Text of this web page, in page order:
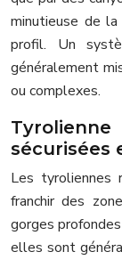
minutieuse de
profil. Un
généralement
ou complexes.
sécurisées
Les tyroliennes
franchir des
gorges
elles sont